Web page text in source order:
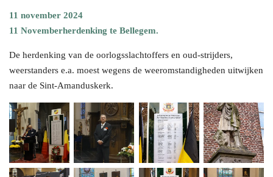
11 november 2024
11 Novemberherdenking te Bellegem.
De herdenking van de oorlogsslachtoffers en oud-strijders,
weerstanders e.a. moest wegens de weeromstandigheden uitwijken
naar de Sint-Amanduskerk.